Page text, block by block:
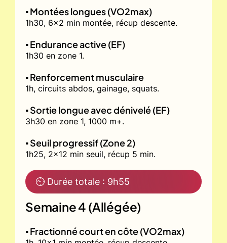
▪️ Montées longues (VO2max)
1h30, 6x2 min montée, récup descente.
▪️ Endurance active (EF)
1h30 en zone 1.
▪️ Renforcement musculaire
1h, circuits abdos, gainage, squats.
▪️ Sortie longue avec dénivelé (EF)
3h30 en zone 1, 1000 m+.
▪️ Seuil progressif (Zone 2)
1h25, 2x12 min seuil, récup 5 min.
⏲ Durée totale : 9h55
Semaine 4 (Allégée)
▪️ Fractionné court en côte (VO2max)